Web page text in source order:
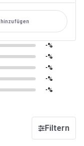
-%
-%
-%
-%
-%
Filtern